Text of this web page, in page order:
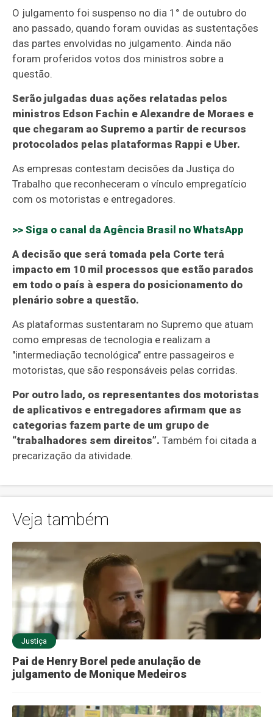
O julgamento foi suspenso no dia 1° de outubro do
ano passado, quando foram ouvidas as sustentações
das partes envolvidas no julgamento. Ainda não
foram proferidos votos dos ministros sobre a
questão.
Serão julgadas duas ações relatadas pelos
ministros Edson Fachin e Alexandre de Moraes e
que chegaram ao Supremo a partir de recursos
protocolados pelas plataformas Rappi e Uber.
As empresas contestam decisões da Justiça do
Trabalho que reconheceram o vínculo empregatício
com os motoristas e entregadores.
>> Siga o canal daAgência Brasil no WhatsApp
A decisão que será tomada pela Corte terá
impacto em 10 mil processos que estão parados
em todo o país à espera do posicionamento do
plenário sobre a questão.
As plataformas sustentaram no Supremo que atuam
como empresas de tecnologia e realizam a
"intermediação tecnológica" entre passageiros e
motoristas, que são responsáveis pelas corridas.
Por outro lado, os representantes dos motoristas
de aplicativos e entregadores afirmam que as
categorias fazem parte de um grupo de
“trabalhadores sem direitos”. Também foi citada a
precarização da atividade.
Veja também
Justiça
Pai de Henry Borel pede anulação de
julgamento de Monique Medeiros